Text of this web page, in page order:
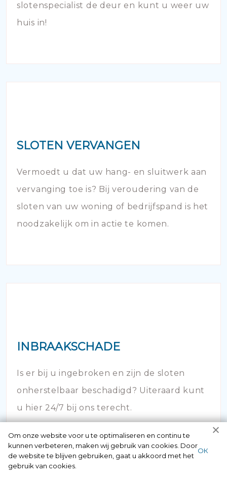
slotenspecialist de deur en kunt u weer uw
huis in!
SLOTEN VERVANGEN
Vermoedt u dat uw hang- en sluitwerk aan
vervanging toe is? Bij veroudering van de
sloten van uw woning of bedrijfspand is het
noodzakelijk om in actie te komen.
INBRAAKSCHADE
Is er bij u ingebroken en zijn de sloten
onherstelbaar beschadigd? Uiteraard kunt
u hier 24/7 bij ons terecht.
Om onze website voor u te optimaliseren en continu te
kunnen verbeteren, maken wij gebruik van cookies. Door
de website te blijven gebruiken, gaat u akkoord met het
gebruik van cookies.
ОК